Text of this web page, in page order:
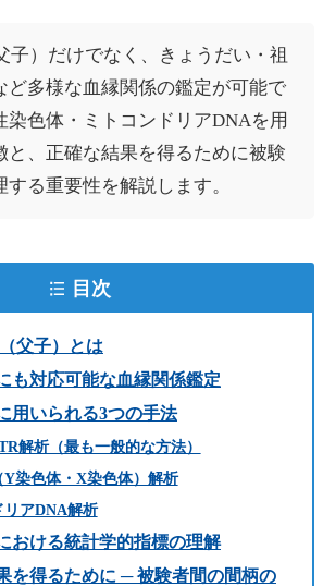
子）だけでなく、きょうだい・祖
ど多様な血縁関係の鑑定が可能で
染色体・ミトコンドリアDNAを用
と、正確な結果を得るために被験
る重要性を解説します。
目次
父子）とは
も対応可能な血縁関係鑑定
用いられる3つの手法
解析（最も一般的な方法）
Y染色体・X染色体）解析
リアDNA解析
おける統計学的指標の理解
を得るために ─ 被験者間の間柄の